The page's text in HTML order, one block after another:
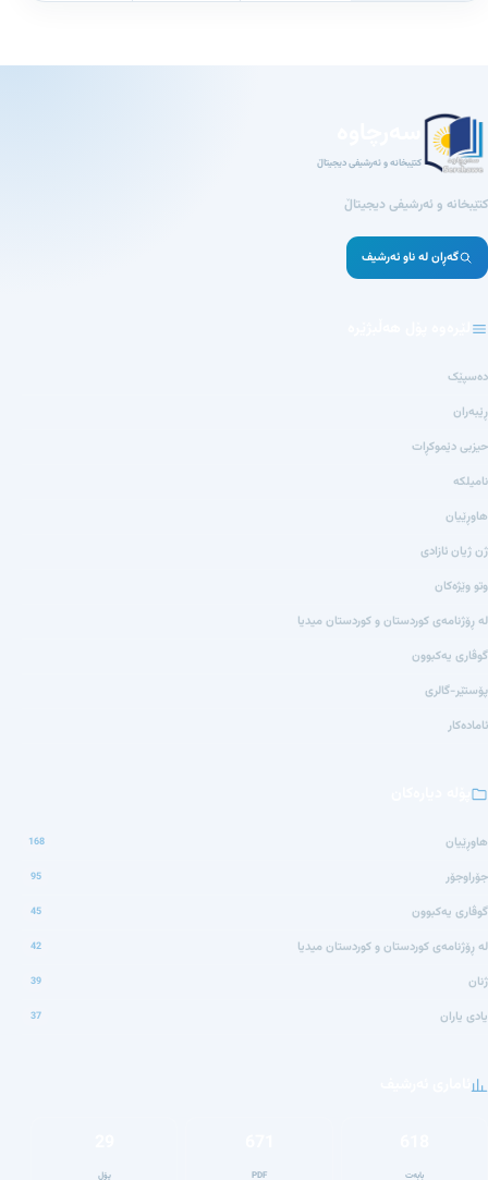
کتێبخانە و ئەرشیفی دیجیتاڵ
کتێبخانە و ئەرشیفی دیجیتاڵ
گەڕان لە ناو ئەرشیف
دەسپێک
ڕێبەران
حیزبی دێموکڕات
نامیلکە
هاوڕێیان
ژن ژیان ئازادی
وتو وێژەکان
لە ڕۆژنامەی کوردستان و کوردستان میدیا
گوڤاری یەکبوون
پۆستێر-گالری
ئامادەکار
هاوڕێیان 168
جۆراوجۆر 95
گوڤاری یەکبوون 45
لە ڕۆژنامەی کوردستان و کوردستان میدیا 42
ژنان 39
یادی یاران 37
بابەت PDF پۆل